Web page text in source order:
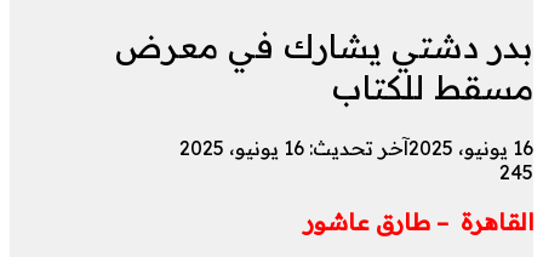
بدر دشتي يشارك في معرض
مسقط للكتاب
16 يونيو، 2025
آخر تحديث: 16 يونيو، 2025
245
القاهرة – طارق عاشور